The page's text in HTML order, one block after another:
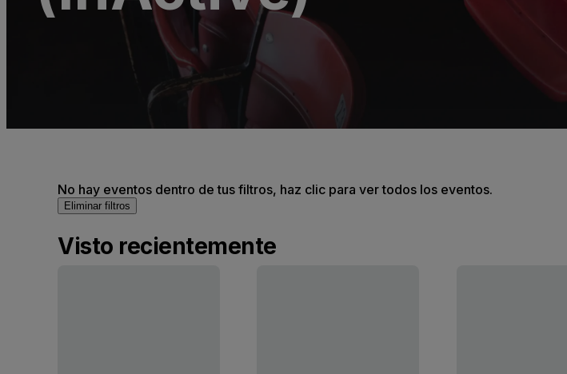
No hay eventos dentro de tus filtros, haz clic para ver todos los eventos.
Eliminar filtros
Visto recientemente